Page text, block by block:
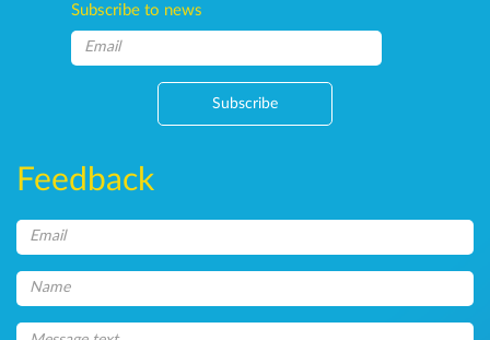
Subscribe to news
Subscribe
Feedback